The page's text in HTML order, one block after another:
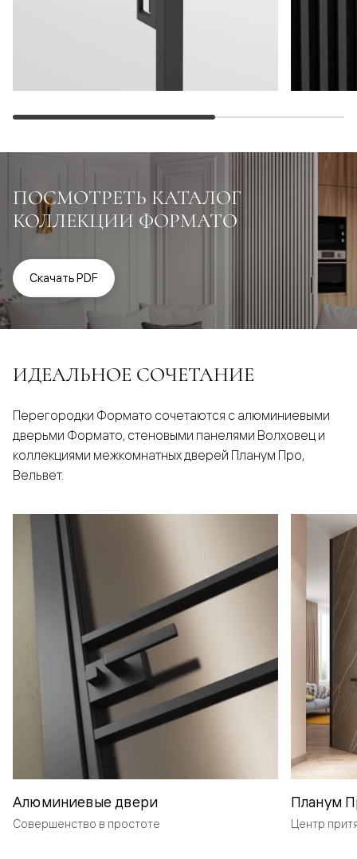
ПОСМОТРЕТЬ КАТАЛОГ
КОЛЛЕКЦИИ ФОРМАТО
Скачать PDF
ИДЕАЛЬНОЕ СОЧЕТАНИЕ
Перегородки Формато сочетаются с алюминиевыми
дверьми Формато, стеновыми панелями Волховец и
коллекциями межкомнатных дверей Планум Про,
Вельвет.
Алюминиевые двери
Совершенство в простоте
Планум
Центр